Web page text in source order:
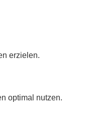
erzielen.
optimal nutzen.